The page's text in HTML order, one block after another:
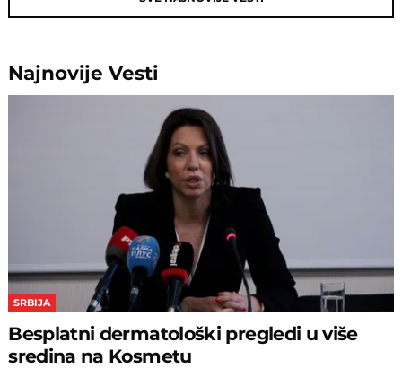
NajnovijeVesti
SRBIJA
Besplatni dermatološki pregledi u više
sredina na Kosmetu